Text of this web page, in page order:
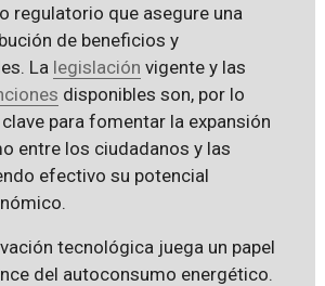
regulatorio que asegure una
de beneficios y
La legislación vigente y las
disponibles son, por lo
para fomentar la expansión
entre los ciudadanos y las
efectivo su potencial
tecnológica juega un papel
del autoconsumo energético.